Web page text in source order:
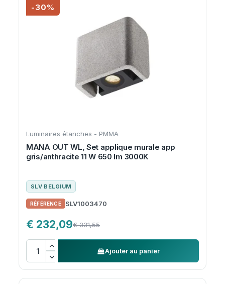
-30%
Luminaires étanches - PMMA
MANA OUT WL, Set applique murale app
gris/anthracite 11 W 650 lm 3000K
SLV BELGIUM
SLV1003470
€ 232,09€ 331,55
Ajouter au panier